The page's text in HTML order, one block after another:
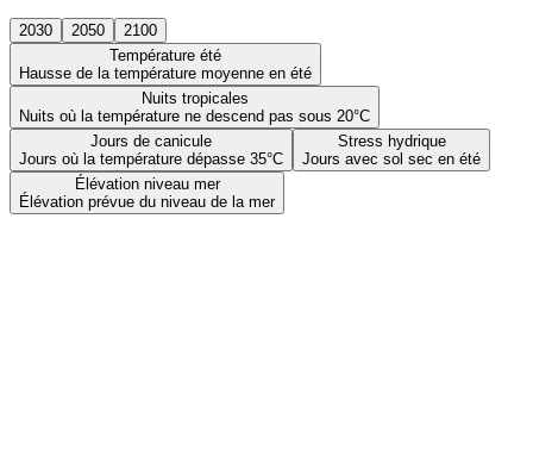
2030 2050
2100
Température été
Hausse de la température moyenne en été
Nuits tropicales
Nuits où la température ne descend pas sous 20°C
Jours de canicule
Jours où la température dépasse 35°C
Stress hydrique
Jours avec sol sec en été
Élévation niveau mer
Élévation prévue du niveau de la mer